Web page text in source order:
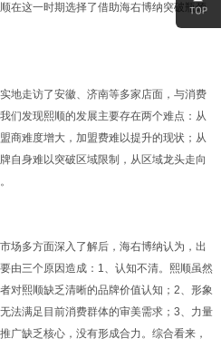
在这一时期选择了借助海右博纳突破瓶颈
地走访了安徽、济南等多家店面，与消费
们发现熙顺的发展主要存在两个难点：从
商难度增大，加盟费难以提升的现状；从
自身难以突破区域限制，从区域龙头走向
场多方面深入了解后，海右博纳认为，出
由三个原因造成：1、认知不清。熙顺虽然
对熙顺缺乏清晰的品牌价值认知；2、形象
法满足目前消费群体的审美需求；3、力量
广缺乏核心，没有形成合力。综合看来，